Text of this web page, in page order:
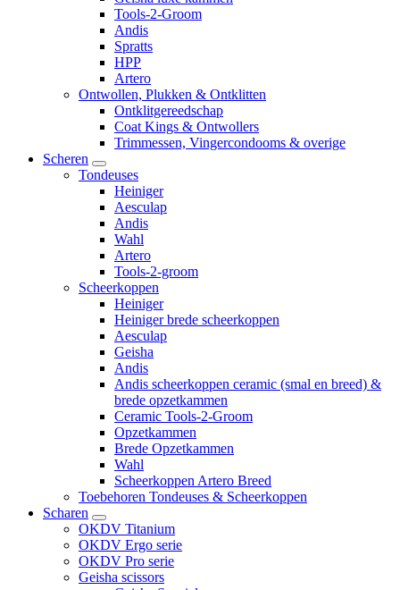
Tools-2-Groom
Andis
Spratts
HPP
Artero
Ontwollen, Plukken & Ontklitten
Ontklitgereedschap
Coat Kings & Ontwollers
Trimmessen, Vingercondooms & overige
Scheren
Tondeuses
Heiniger
Aesculap
Andis
Wahl
Artero
Tools-2-groom
Scheerkoppen
Heiniger
Heiniger brede scheerkoppen
Aesculap
Geisha
Andis
Andis scheerkoppen ceramic (smal en breed) &
brede opzetkammen
Ceramic Tools-2-Groom
Opzetkammen
Brede Opzetkammen
Wahl
Scheerkoppen Artero Breed
Toebehoren Tondeuses & Scheerkoppen
Scharen
OKDV Titanium
OKDV Ergo serie
OKDV Pro serie
Geisha scissors